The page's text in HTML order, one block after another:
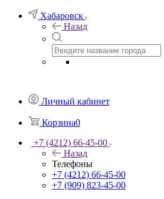
Хабаровск
Назад
Личный кабинет
Корзина0
+7 (4212) 66-45-00
Назад
Телефоны
+7 (4212) 66-45-00
+7 (909) 823-45-00